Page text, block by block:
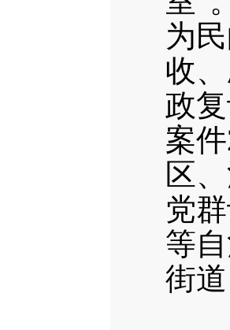
为
收
政
案
区
党
等
街